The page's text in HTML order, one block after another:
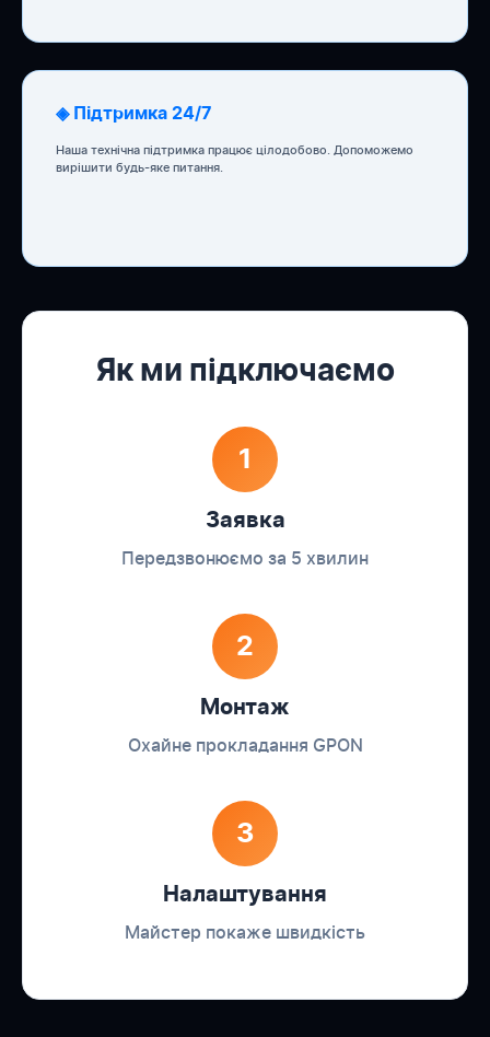
◈ Підтримка 24/7
Наша технічна підтримка працює цілодобово. Допоможемо
вирішити будь-яке питання.
Як ми підключаємо
1
Заявка
Передзвонюємо за 5 хвилин
2
Монтаж
Охайне прокладання GPON
3
Налаштування
Майстер покаже швидкість